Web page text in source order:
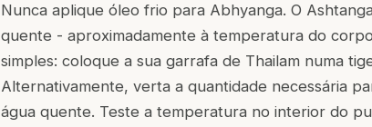
Nunca aplique óleo frio para Abhyanga. O
quente - aproximadamente à temperatura do
simples: coloque a sua garrafa de Thailam numa
Alternativamente, verta a quantidade necessária
água quente. Teste a temperatura no interior do